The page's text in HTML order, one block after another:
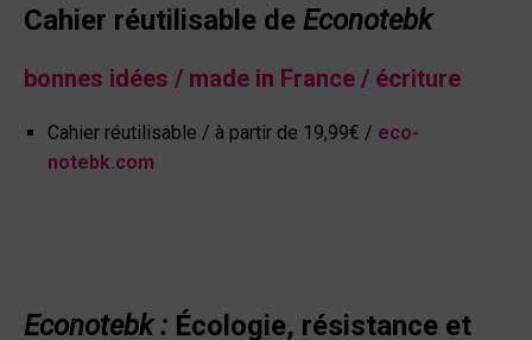
Cahier réutilisable de Econotebk
bonnes idées / made in France / écriture
Cahier réutilisable / à partir de 19,99€ / eco-
notebk.com
Econotebk : Écologie, résistance et